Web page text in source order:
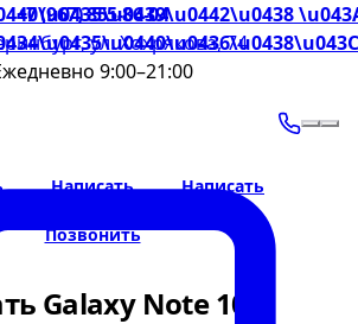
+7 (967) 855-86-04
ул. Хохрякова, 74
9:00–21:00
Написать Написать
Позвонить
Galaxy Note 10 в